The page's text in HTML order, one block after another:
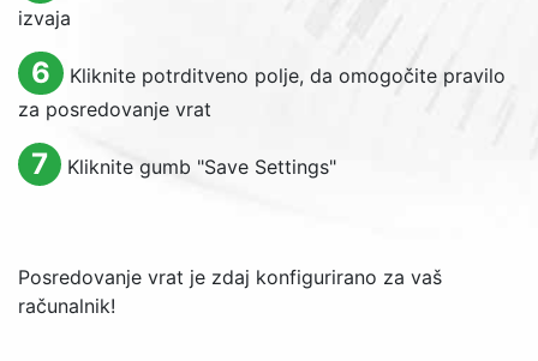
izvaja
6
Kliknite potrditveno polje, da omogočite pravilo
za posredovanje vrat
7 Kliknite gumb "Save Settings"
Posredovanje vrat je zdaj konfigurirano za vaš
računalnik!